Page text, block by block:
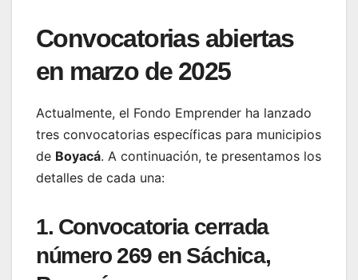
Convocatorias abiertas
en marzo de 2025
Actualmente, el Fondo Emprender ha lanzado
tres convocatorias específicas para municipios
de Boyacá. A continuación, te presentamos los
detalles de cada una:
1. Convocatoria cerrada
número 269 en Sáchica,